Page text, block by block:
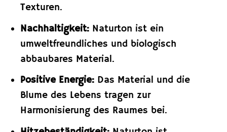
Texturen.
Nachhaltigkeit:Naturton ist ein
umweltfreundliches und biologisch
abbaubares Material.
Positive Energie:Das Material und die
Blume des Lebens tragen zur
Harmonisierung des Raumes bei.